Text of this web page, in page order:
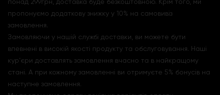
пропонуємо додаткову знижку у 10% на самовивіз
замовлення.
Замовляючи у нашій службі доставки, ви можете бути
впевнені в високій якості продукту та обслуговування. Наші
кур'єри доставлять замовлення вчасно та в найкращому
стані. А при кожному замовленні ви отримуєте 5% бонусів на
наступне замовлення.